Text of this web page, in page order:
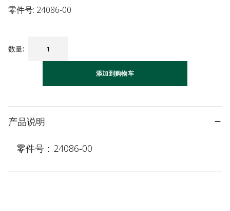
零件号: 24086-00
数量:
添加到购物车
产品说明
零件号：24086-00